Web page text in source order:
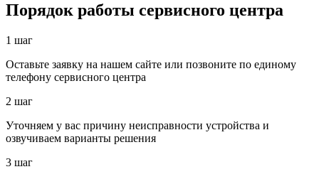
Порядок работы сервисного центра
1 шаг
Оставьте заявку на нашем сайте или позвоните по единому
телефону сервисного центра
2 шаг
Уточняем у вас причину неисправности устройства и
озвучиваем варианты решения
3 шаг